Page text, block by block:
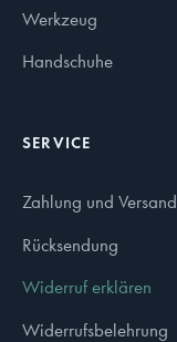
Werkzeug
Handschuhe
SERVICE
Zahlung und Versand
Rücksendung
Widerruf erklären
Widerrufsbelehrung